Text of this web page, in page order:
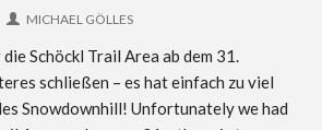
MICHAEL GÖLLES
Schöckl Trail Area ab dem 31.
schließen – es hat einfach zu viel
Snowdownhill! Unfortunately we had